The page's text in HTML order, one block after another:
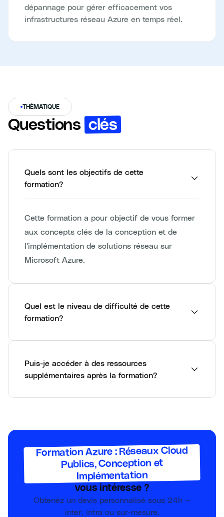
dépannage pour gérer efficacement vos
infrastructures réseau Azure en temps réel.
THÉMATIQUE
Questions clés
Quels sont les objectifs de cette
formation?
Cette formation a pour objectif de vous former
aux concepts clés de la conception et de
l'implémentation de solutions réseau sur
Microsoft Azure.
Quel est le niveau de difficulté de cette
formation?
Puis-je accéder à des ressources
supplémentaires après la formation?
Formation Azure : Réseaux Cloud
Publics, Conception et
Implémentation
vous intéresse ?
Obtenez un devis personnalisé sous 24h —
inter, intra ou sur-mesure.